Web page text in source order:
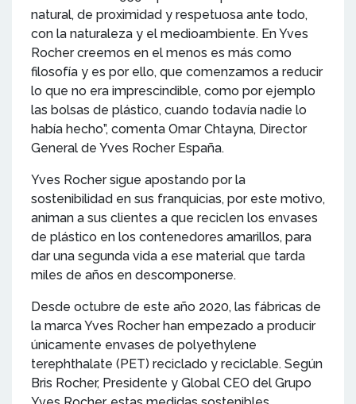
natural, de proximidad y respetuosa ante todo,
con la naturaleza y el medioambiente. En Yves
Rocher creemos en el menos es más como
filosofía y es por ello, que comenzamos a reducir
lo que no era imprescindible, como por ejemplo
las bolsas de plástico, cuando todavía nadie lo
había hecho”, comenta Omar Chtayna, Director
General de Yves Rocher España.
Yves Rocher sigue apostando por la
sostenibilidad en sus franquicias, por este motivo,
animan a sus clientes a que reciclen los envases
de plástico en los contenedores amarillos, para
dar una segunda vida a ese material que tarda
miles de años en descomponerse.
Desde octubre de este año 2020, las fábricas de
la marca Yves Rocher han empezado a producir
únicamente envases de polyethylene
terephthalate (PET) reciclado y reciclable. Según
Bris Rocher, Presidente y Global CEO del Grupo